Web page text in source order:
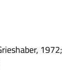
1972;